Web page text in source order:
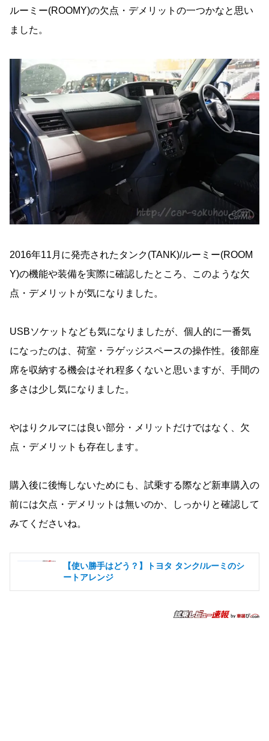
ルーミー(ROOMY)の欠点・デメリットの一つかなと思い
ました。
2016年11月に発売されたタンク(TANK)/ルーミー(ROOM
Y)の機能や装備を実際に確認したところ、このような欠
点・デメリットが気になりました。
USBソケットなども気になりましたが、個人的に一番気
になったのは、荷室・ラゲッジスペースの操作性。後部座
席を収納する機会はそれ程多くないと思いますが、手間の
多さは少し気になりました。
やはりクルマには良い部分・メリットだけではなく、欠
点・デメリットも存在します。
購入後に後悔しないためにも、試乗する際など新車購入の
前には欠点・デメリットは無いのか、しっかりと確認して
みてくださいね。
【使い勝手はどう？】トヨタ タンク/ルーミのシ
ートアレンジ